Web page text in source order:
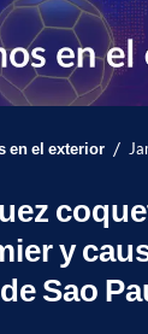
en el exterior /
y
Sao